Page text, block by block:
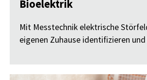
Bioelektrik
Mit Messtechnik elektrische
eigenen Zuhause identifizieren